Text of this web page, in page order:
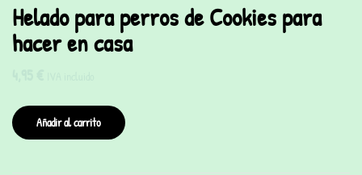
Helado para perros de Cookies para
hacer en casa
Añadir al carrito